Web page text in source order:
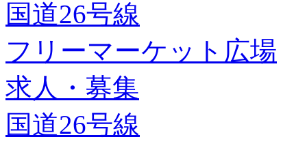
国道26号線
フリーマーケット広場
求人・募集
国道26号線